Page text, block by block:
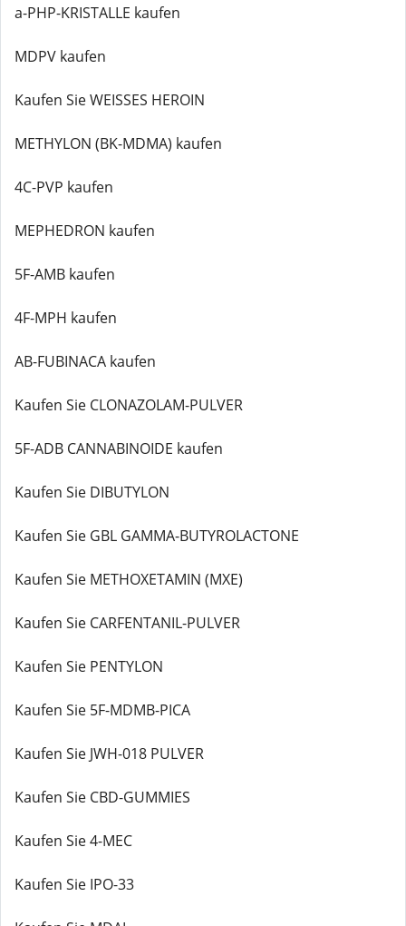
a-PHP-KRISTALLE kaufen
MDPV kaufen
Kaufen Sie WEISSES HEROIN
METHYLON (BK-MDMA) kaufen
4C-PVP kaufen
MEPHEDRON kaufen
5F-AMB kaufen
4F-MPH kaufen
AB-FUBINACA kaufen
Kaufen Sie CLONAZOLAM-PULVER
5F-ADB CANNABINOIDE kaufen
Kaufen Sie DIBUTYLON
Kaufen Sie GBL GAMMA-BUTYROLACTONE
Kaufen Sie METHOXETAMIN (MXE)
Kaufen Sie CARFENTANIL-PULVER
Kaufen Sie PENTYLON
Kaufen Sie 5F-MDMB-PICA
Kaufen Sie JWH-018 PULVER
Kaufen Sie CBD-GUMMIES
Kaufen Sie 4-MEC
Kaufen Sie IPO-33